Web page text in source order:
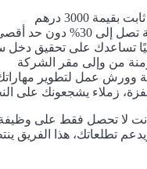
3000 درهم
دون حد أقصى
تساعدك على تحقيق دخل
من وإلى مقر الشركة
وورش عمل لتطوير
زملاء يشجعونك على
أنت لا تحصل فقط على
تطلعاتك، هذا الفريق